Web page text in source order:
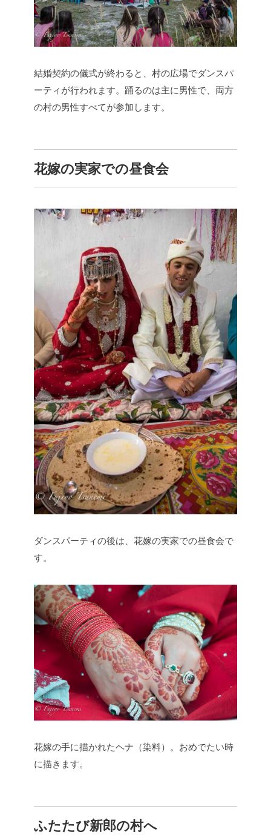
結婚契約の儀式が終わると、村の広場でダンスパ
ーティが行われます。踊るのは主に男性で、両方
の村の男性すべてが参加します。
花嫁の実家での昼食会
ダンスパーティの後は、花嫁の実家での昼食会で
す。
花嫁の手に描かれたヘナ（染料）。おめでたい時
に描きます。
ふたたび新郎の村へ